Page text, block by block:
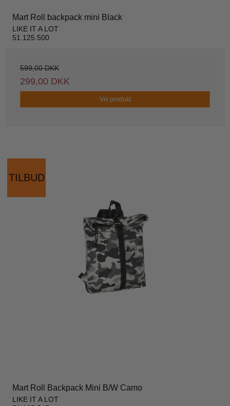
Mart Roll backpack mini Black
LIKE IT A LOT
51.125.500
599,00 DKK
299,00 DKK
Vis produkt
TILBUD
Mart Roll Backpack Mini B/W Camo
LIKE IT A LOT